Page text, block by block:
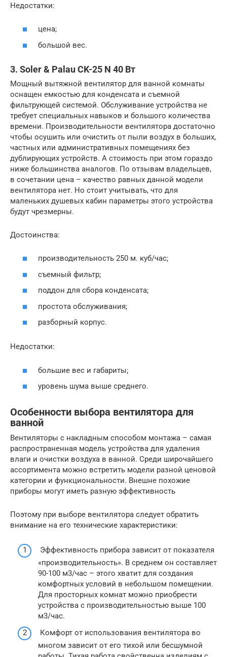
Недостатки:
цена;
большой вес.
3. Soler & Palau CK-25 N 40 Вт
Мощный вытяжной вентилятор для ванной комнаты
оснащен емкостью для конденсата и съемной
фильтрующей системой. Обслуживание устройства не
требует специальных навыков и большого количества
времени. Производительности вентилятора достаточно
чтобы осушить или очистить от пыли воздух в больших,
частных или административных помещениях без
дублирующих устройств. А стоимость при этом гораздо
ниже большинства аналогов. По отзывам владельцев,
в сочетании цена – качество равных данной модели
вентилятора нет. Но стоит учитывать, что для
маленьких душевых кабин параметры этого устройства
будут чрезмерны.
Достоинства:
производительность 250 м. куб/час;
съемный фильтр;
поддон для сбора конденсата;
простота обслуживания;
разборный корпус.
Недостатки:
большие вес и габариты;
уровень шума выше среднего.
Особенности выбора вентилятора для
ванной
Вентиляторы с накладным способом монтажа – самая
распространенная модель устройства для удаления
влаги и очистки воздуха в ванной. Среди широчайшего
ассортимента можно встретить модели разной ценовой
категории и функциональности. Внешне похожие
приборы могут иметь разную эффективность
Поэтому при выборе вентилятора следует обратить
внимание на его технические характеристики:
Эффективность прибора зависит от показателя
«производительность». В среднем он составляет
90-100 м3/час – этого хватит для создания
комфортных условий в небольшом помещении.
Для просторных комнат можно приобрести
устройства с производительностью выше 100
м3/час.
Комфорт от использования вентилятора во
многом зависит от его тихой или бесшумной